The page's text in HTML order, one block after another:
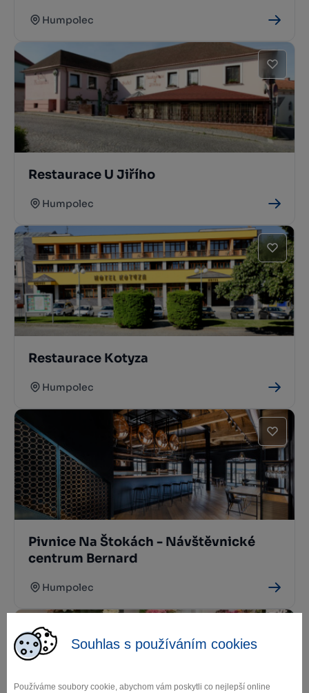
Souhlas s používáním cookies
Používáme soubory cookie, abychom vám poskytli co nejlepší online
Humpolec
Restaurace U Jiřího
Humpolec
Restaurace Kotyza
Humpolec
Pivnice Na Štokách - Návštěvnické
centrum Bernard
Humpolec